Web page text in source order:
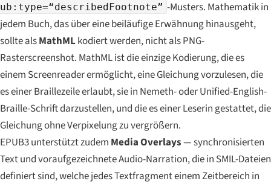
ub:type=“describedFootnote” -Musters. Mathematik in
jedem Buch, das über eine beiläufige Erwähnung hinausgeht,
sollte alsMathMLkodiert werden, nicht als PNG-
Rasterscreenshot. MathML ist die einzige Kodierung, die es
einem Screenreader ermöglicht, eine Gleichung vorzulesen, die
es einer Braillezeile erlaubt, sie in Nemeth- oder Unified-English-
Braille-Schrift darzustellen, und die es einer Leserin gestattet, die
Gleichung ohne Verpixelung zu vergrößern.
EPUB3 unterstützt zudem Media Overlays— synchronisierten
Text und voraufgezeichnete Audio-Narration, die in SMIL-Dateien
definiert sind, welche jedes Textfragment einem Zeitbereich in